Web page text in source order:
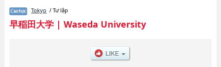
cần thiết dành cho du học sinh, như là về các Graduate School of Political
SciencehoặcGraduate School of EconomicshoặcGraduate School of
LawhoặcGraduate School of Letters, Arts and ScienceshoặcGraduate
EngineeringhoặcGraduate School of Human ScienceshoặcGraduate
School of EducationhoặcGraduate School of Social ScienceshoặcGraduate
Tokyo / Tư lập
早稲田大学| Waseda University